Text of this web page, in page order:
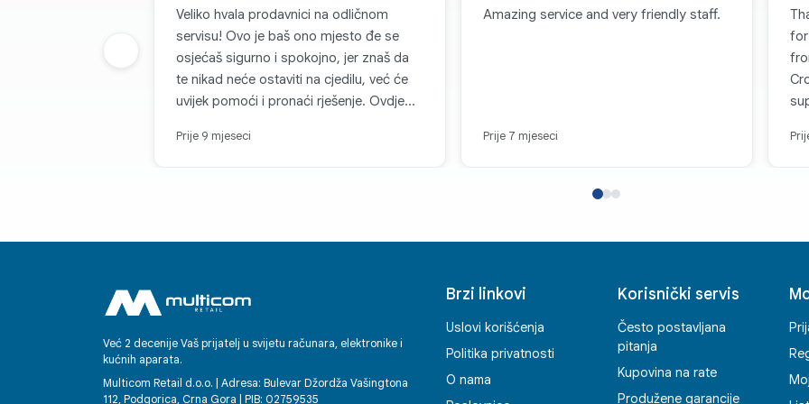
Veliko hvala prodavnici na odličnom
servisu! Ovo je baš ono mjesto đe se
osjećaš sigurno i spokojno, jer znaš da
te nikad neće ostaviti na cjedilu, već će
uvijek pomoći i pronaći rješenje. Ovdje
zbog kojih se poželiš vraćati opet i opet.
Prije 9 mjeseci
Amazing service and very friendly staff.
Prije 7 mjeseci
for
Prethodna grupa
Već 2 decenije Vaš prijatelj u svijetu računara, elektronike i
kućnih aparata.
Multicom Retail d.o.o. | Adresa: Bulevar Džordža Vašingtona
112, Podgorica, Crna Gora | PIB: 02759535
Brzi linkovi
Uslovi korišćenja
Politika privatnosti
O nama
Korisnički servis
Često postavljana
pitanja
Kupovina na rate
Produžene garancije